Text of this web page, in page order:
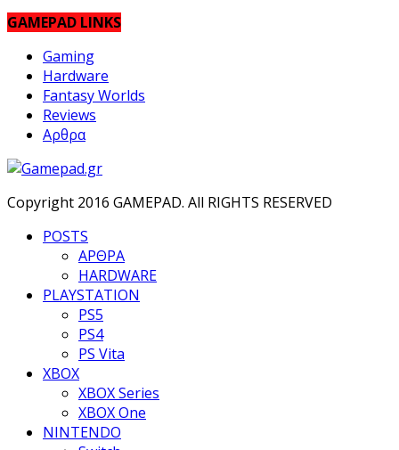
GAMEPAD LINKS
Gaming
Hardware
Fantasy Worlds
Reviews
Αρθρα
Copyright 2016 GAMEPAD. All RIGHTS RESERVED
POSTS
ΑΡΘΡΑ
HARDWARE
PLAYSTATION
PS5
PS4
PS Vita
XBOX
XBOX Series
XBOX One
NINTENDO